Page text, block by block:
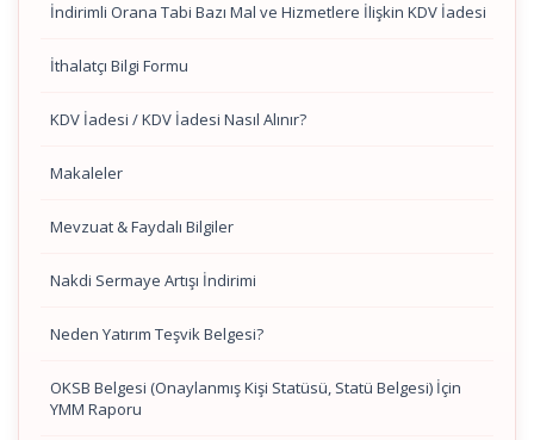
İndirimli Orana Tabi Bazı Mal ve Hizmetlere İlişkin KDV İadesi
İthalatçı Bilgi Formu
KDV İadesi / KDV İadesi Nasıl Alınır?
Makaleler
Mevzuat & Faydalı Bilgiler
Nakdi Sermaye Artışı İndirimi
Neden Yatırım Teşvik Belgesi?
OKSB Belgesi (Onaylanmış Kişi Statüsü, Statü Belgesi) İçin
YMM Raporu